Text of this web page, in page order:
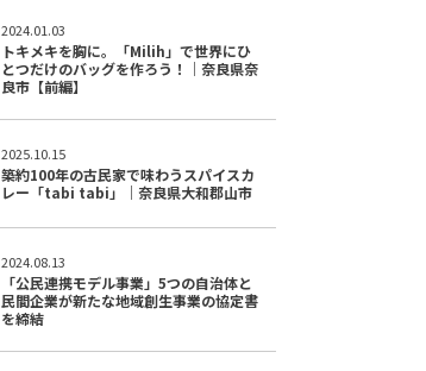
2024.01.03
トキメキを胸に。「Milih」で世界にひ
とつだけのバッグを作ろう！｜奈良県奈
良市【前編】
2025.10.15
築約100年の古民家で味わうスパイスカ
レー「tabi tabi」｜奈良県大和郡山市
2024.08.13
「公民連携モデル事業」5つの自治体と
民間企業が新たな地域創生事業の協定書
を締結